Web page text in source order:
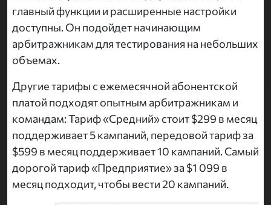
главный функции и расширенные настройки
доступны. Он подойдет начинающим
арбитражникам для тестирования на небольших
объемах.
Другие тарифы с ежемесячной абонентской
платой подходят опытным арбитражникам и
командам: Тариф «Средний» стоит $299 в месяц
поддерживает 5 кампаний, передовой тариф за
$599 в месяц поддерживает 10 кампаний. Самый
дорогой тариф «Предприятие» за $1 099 в
месяц подходит, чтобы вести 20 кампаний.